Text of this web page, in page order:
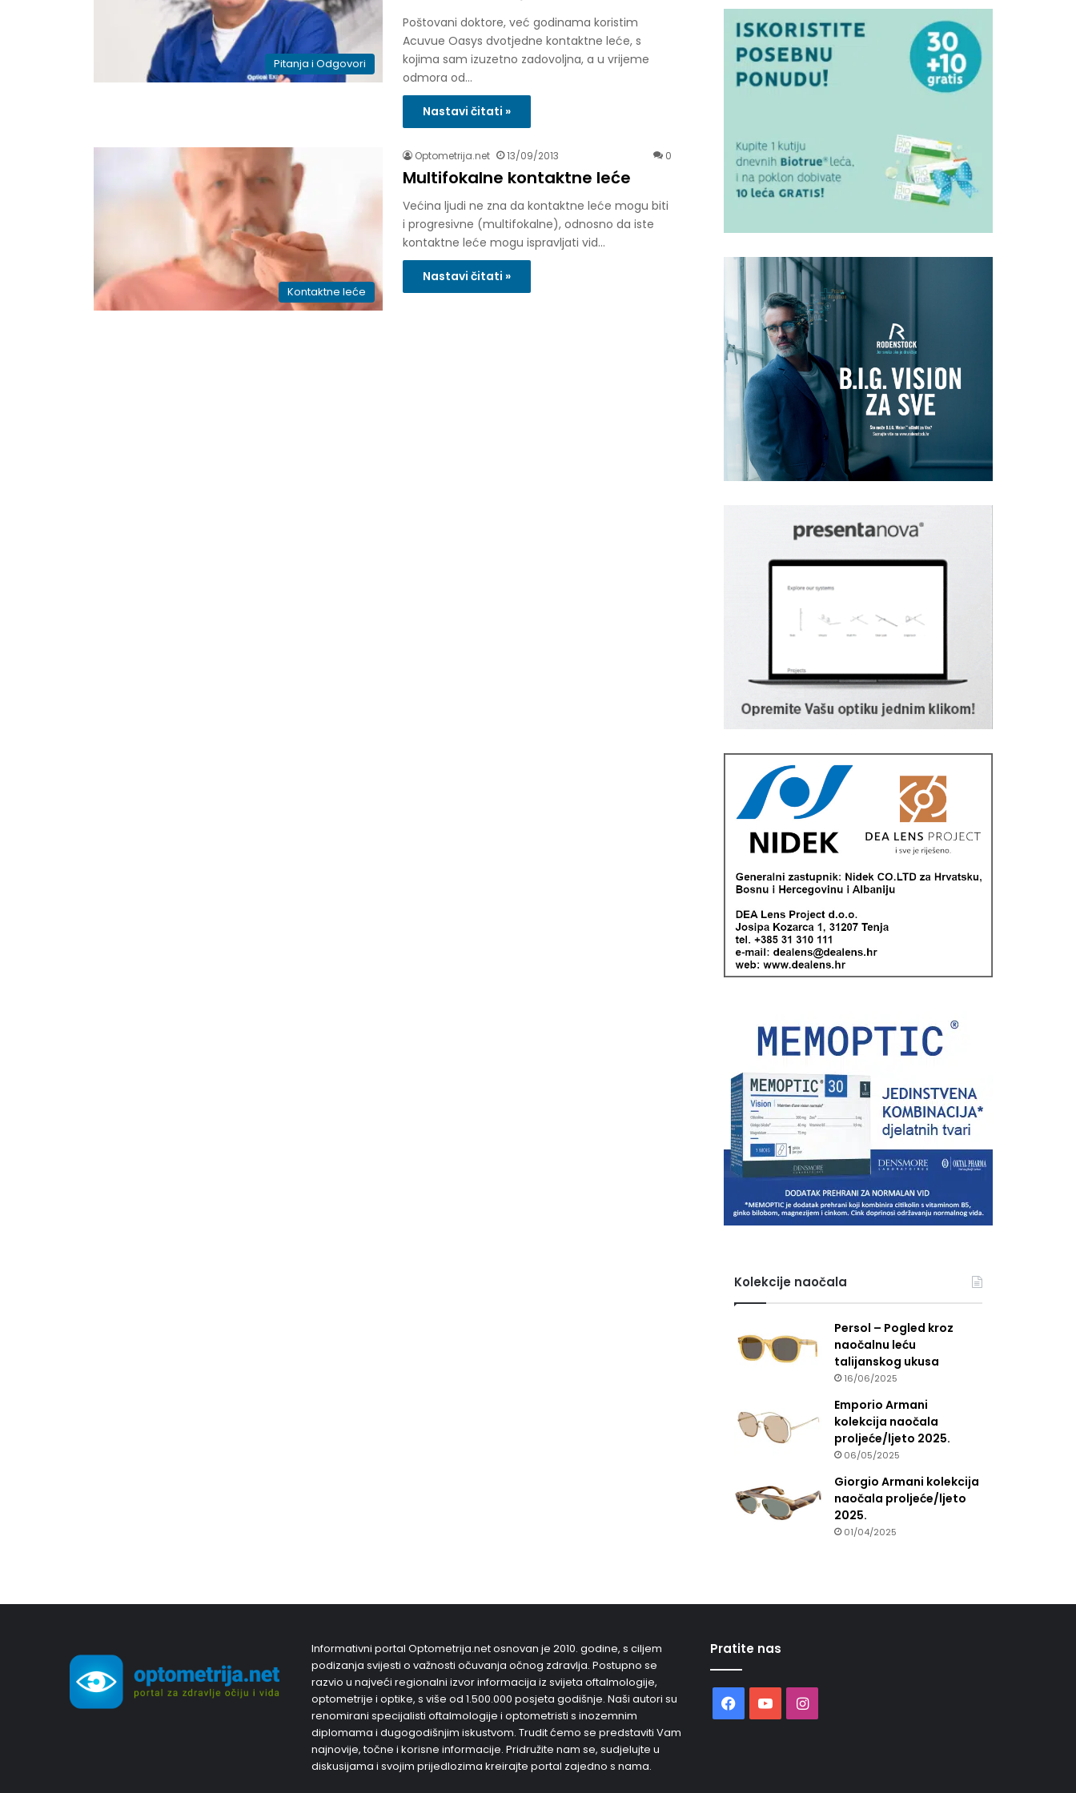
Pitanja i Odgovori
Poštovani doktore, već godinama koristim
Acuvue Oasys dvotjedne kontaktne leće, s
kojima sam izuzetno zadovoljna, a u vrijeme
odmora od…
Nastavi čitati »
Kontaktne leće
Optometrija.net 13/09/2013 0
Multifokalne kontaktne leće
Većina ljudi ne zna da kontaktne leće mogu biti
i progresivne (multifokalne), odnosno da iste
kontaktne leće mogu ispravljati vid…
Nastavi čitati »
Kolekcije naočala
Persol – Pogled kroz
naočalnu leću
talijanskog ukusa
16/06/2025
Emporio Armani
kolekcija naočala
proljeće/ljeto 2025.
06/05/2025
Giorgio Armani kolekcija
naočala proljeće/ljeto
2025.
01/04/2025
Informativni portal Optometrija.net osnovan je 2010. godine, s ciljem
podizanja svijesti o važnosti očuvanja očnog zdravlja. Postupno se
razvio u najveći regionalni izvor informacija iz svijeta oftalmologije,
optometrije i optike, s više od 1.500.000 posjeta godišnje. Naši autori su
renomirani specijalisti oftalmologije i optometristi s inozemnim
diplomama i dugogodišnjim iskustvom. Trudit ćemo se predstaviti Vam
najnovije, točne i korisne informacije. Pridružite nam se, sudjelujte u
diskusijama i svojim prijedlozima kreirajte portal zajedno s nama.
Pratite nas
Facebook
YouTubeInstagram